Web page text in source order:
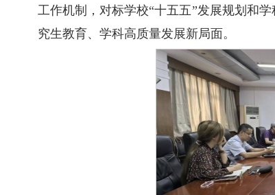
工作机制，对标学校“十五五”发展规划和
究生教育、学科高质量发展新局面。